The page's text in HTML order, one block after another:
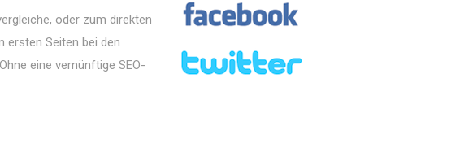
oder zum direkten
ersten Seiten bei den
eine vernünftige SEO-